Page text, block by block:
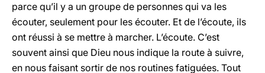
parce qu’il y a un groupe de personnes qui va les
écouter, seulement pour les écouter. Et de l’écoute, ils
ont réussi à se mettre à marcher. L’écoute. C’est
souvent ainsi que Dieu nous indique la route à suivre,
en nous faisant sortir de nos routines fatiguées. Tout